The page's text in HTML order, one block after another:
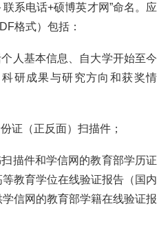
系电话+硕博英才网”命名。应
格式）包括：
人基本信息、自大学开始至今
研成果与研究方向和获奖情
证（正反面）扫描件；
描件和学信网的教育部学历证
教育学位在线验证报告（国内
信网的教育部学籍在线验证报